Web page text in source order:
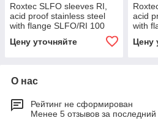
Roxtec SLFO sleeves RI,
acid proof stainless steel
with flange SLFO/RI 100
Цену уточняйте
acid
with
Цену
О нас
Рейтинг не сформирован
Менее 5 отзывов за последний